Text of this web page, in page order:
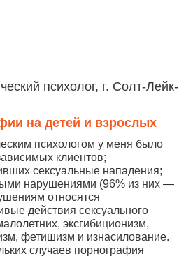
психолог, г. Солт-Лейк-
на детей и взрослых
психологом у меня было
клиентов;
сексуальные нападения;
нарушениями (96% из них —
относятся
действия сексуального
эксгибиционизм,
фетишизм и изнасилование.
случаев порнография